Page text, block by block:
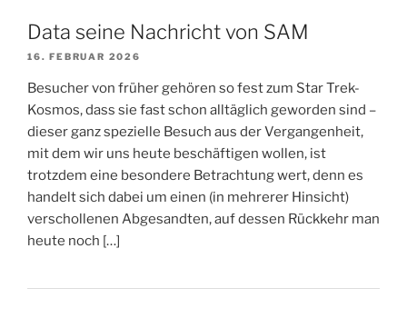
Data seine Nachricht von SAM
16. FEBRUAR 2026
Besucher von früher gehören so fest zum Star Trek-
Kosmos, dass sie fast schon alltäglich geworden sind –
dieser ganz spezielle Besuch aus der Vergangenheit,
mit dem wir uns heute beschäftigen wollen, ist
trotzdem eine besondere Betrachtung wert, denn es
handelt sich dabei um einen (in mehrerer Hinsicht)
verschollenen Abgesandten, auf dessen Rückkehr man
heute noch […]